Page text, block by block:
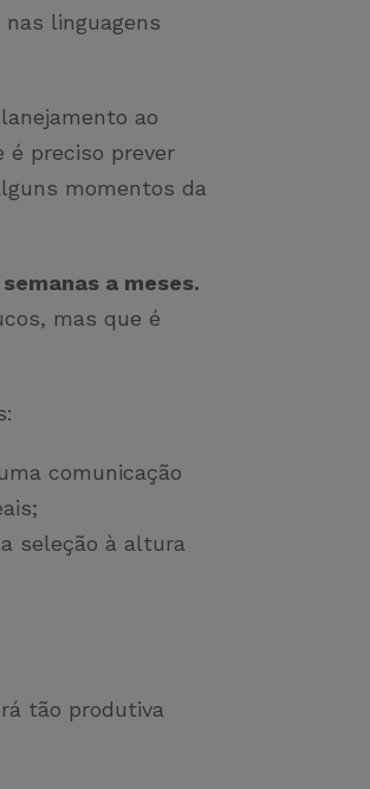
linguagens
ao
é preciso prever
momentos da
a meses.
mas que é
comunicação
seleção à altura
tão produtiva